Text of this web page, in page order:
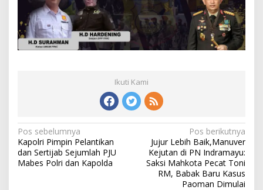
Ikuti Kami
Navigasi
pos
Pos sebelumnya
Kapolri Pimpin Pelantikan
dan Sertijab Sejumlah PJU
Mabes Polri dan Kapolda
Pos berikutnya
Jujur Lebih Baik,Manuver
Kejutan di PN Indramayu:
Saksi Mahkota Pecat Toni
RM, Babak Baru Kasus
Paoman Dimulai